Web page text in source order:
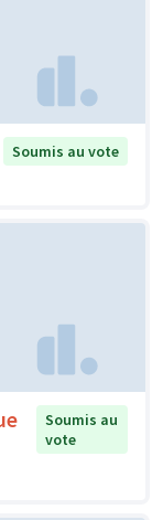
Soumis au vote
Soumis au
vote